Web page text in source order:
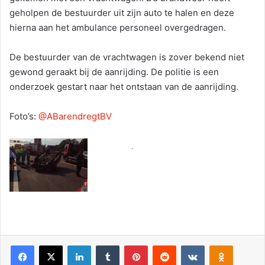
geholpen de bestuurder uit zijn auto te halen en deze
hierna aan het ambulance personeel overgedragen.
De bestuurder van de vrachtwagen is zover bekend niet
gewond geraakt bij de aanrijding. De politie is een
onderzoek gestart naar het ontstaan van de aanrijding.
Foto’s: @ABarendregtBV
Facebook X LinkedIn Tumblr Pinterest Reddit VKontakte Odnoklassniki